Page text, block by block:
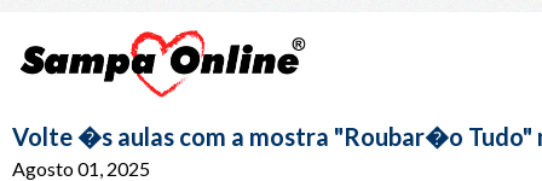
Volte �s aulas com a mostra "Roubar�o Tudo"
Agosto 01, 2025